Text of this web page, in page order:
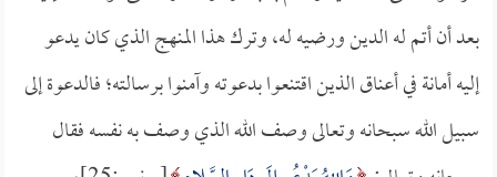
بعد أن أتم له الدين ورضيه له، وترك هذا المنهج الذي كان يدعو
إليه أمانة في أعناق الذين اقتنعوا بدعوته وآمنوا برسالته؛ فالدعوة إلى
سبيل الله سبحانه وتعالى وصف الله الذي وصف به نفسه فقال